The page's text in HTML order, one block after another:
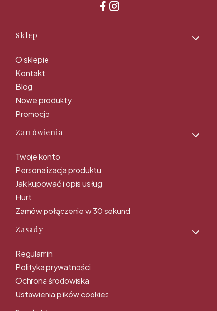
Linki w stopce
Sklep
O sklepie
Kontakt
Blog
Nowe produkty
Promocje
Zamówienia
Twoje konto
Personalizacja produktu
Jak kupować i opis usług
Hurt
Zamów połączenie w 30 sekund
Zasady
Regulamin
Polityka prywatności
Ochrona środowiska
Ustawienia plików cookies